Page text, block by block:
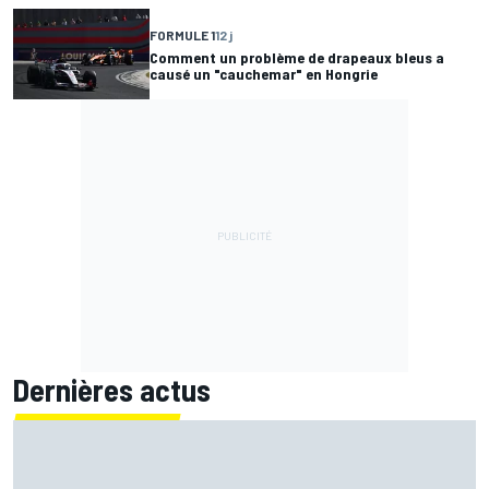
FORMULE 112 j
Comment un problème de drapeaux bleus a
causé un "cauchemar" en Hongrie
Dernières actus